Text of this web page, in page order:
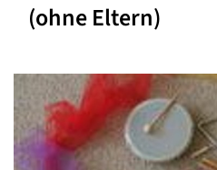
(ohne Eltern)